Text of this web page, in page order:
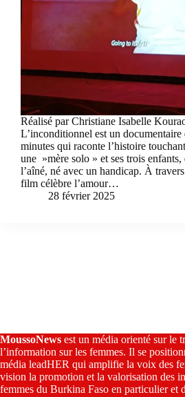
Réalisé par Christiane Isabelle
L’inconditionnel est un documentaire
minutes qui raconte l’histoire
une »mère solo » et ses trois
l’aîné, né avec un handicap. À
film célèbre l’amour…
28 février 2025
MoussoNews est un média orienté sur le
l’information sur les femmes. Il se
média leadHER qui amplifie la voix des
vision la promotion et la valorisation des
femmes du Burkina Faso en particulier et